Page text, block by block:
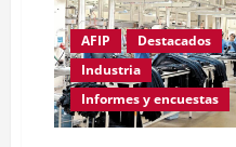
LA
CRISIS
DEL
NEUMÁTICO:
CERRÓ
OTRA
FÁBRICA
HISTÓRICA
AFIP
Destacados
Industria
Informes y encuestas